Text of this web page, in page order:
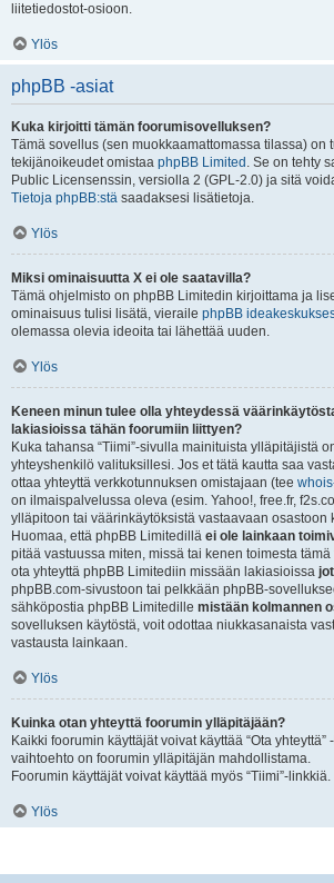
liitetiedostot-osioon.
Ylös
phpBB -asiat
Kuka kirjoitti tämän foorumisovelluksen?
Tämä sovellus (sen muokkaamattomassa tilassa) on
tekijänoikeudet omistaa phpBB Limited . Se on tehty
Public Licensenssin, versiolla 2 (GPL-2.0) ja sitä
Tietoja phpBB:stä saadaksesi lisätietoja.
Ylös
Miksi ominaisuutta X ei ole saatavilla?
Tämä ohjelmisto on phpBB Limitedin kirjoittama ja
ominaisuus tulisi lisätä, vieraile phpBB
olemassa olevia ideoita tai lähettää uuden.
Ylös
Keneen minun tulee olla yhteydessä
lakiasioissa tähän foorumiin liittyen?
Kuka tahansa “Tiimi”-sivulla mainituista ylläpitäjistä
yhteyshenkilö valituksillesi. Jos et tätä kautta saa
ottaa yhteyttä verkkotunnuksen omistajaan (tee
on ilmaispalvelussa oleva (esim. Yahoo!, free.fr,
ylläpitoon tai väärinkäytöksistä vastaavaan osastoon
Huomaa, että phpBB Limitedillä ei ole lainkaan
pitää vastuussa miten, missä tai kenen toimesta
ota yhteyttä phpBB Limitediin missään lakiasioissa
phpBB.com-sivustoon tai pelkkään phpBB-
sähköpostia phpBB Limitedille mistään kolmannen
sovelluksen käytöstä, voit odottaa niukkasanaista
vastausta lainkaan.
Ylös
Kuinka otan yhteyttä foorumin ylläpitäjään?
Kaikki foorumin käyttäjät voivat käyttää “Ota
vaihtoehto on foorumin ylläpitäjän mahdollistama.
Foorumin käyttäjät voivat käyttää myös “Tiimi”-linkkiä.
Ylös